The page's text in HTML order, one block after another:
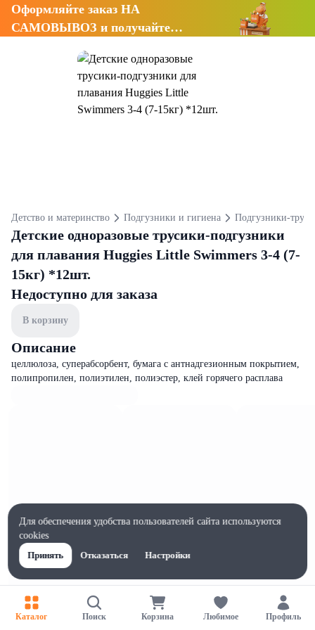
Оформляйте заказ НА
САМОВЫВОЗ и получайте
Детство и материнство Подгузники и гигиена Подгузники-
Детские одноразовые трусики-подгузники
для плавания Huggies Little Swimmers 3-4 (7-
15кг) *12шт.
Недоступно для заказа
В корзину
Описание
целлюлоза, суперабсорбент, бумага с антнадгезионным покрытием,
полипропилен, полиэтилен, полиэстер, клей горячего расплава
Характеристики
Каталог Поиск Корзина Любимое Профиль
Для обеспечения удобства пользователей сайта используются
cookies
Принять
Отказаться Настройки